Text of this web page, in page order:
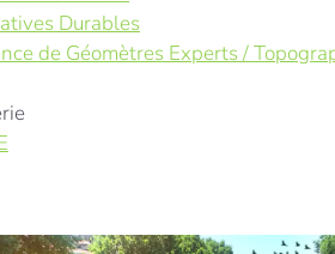
Durables
de Géomètres Experts /